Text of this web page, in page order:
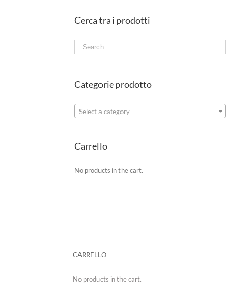
Cerca tra i prodotti
Categorie prodotto
Select a category
Carrello
No products in the cart.
CARRELLO
No products in the cart.